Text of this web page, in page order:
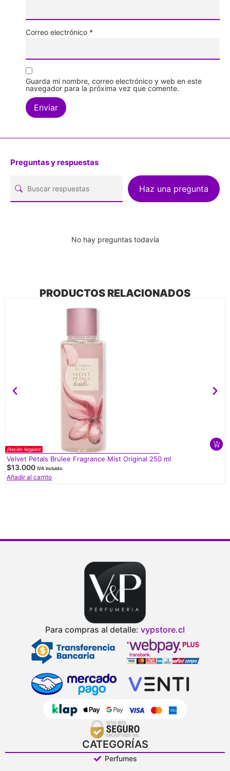
Correo electrónico *
Guarda mi nombre, correo electrónico y web en este
navegador para la próxima vez que comente.
Preguntas y respuestas
Haz una pregunta
No hay preguntas todavía
PRODUCTOS RELACIONADOS
¡Recién llegado!
Velvet Petals Brulee Fragrance Mist Original 250 ml
$13.000 IVA Incluido
Añadir al carrito
Para compras al detalle: vypstore.cl
CATEGORÍAS
Perfumes